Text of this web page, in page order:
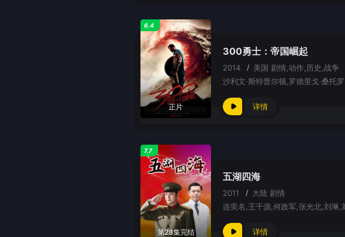
正片
6.4
300勇士：帝国崛起
2014 / 美国 剧情,动作,历史,战争
详情
第28集完结
7.7
五湖四海
2011 / 大陆 剧情
连奕名,王千源,何政军,张光北,刘琳,
详情